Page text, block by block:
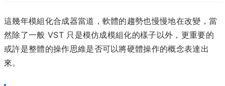
這幾年模組化合成器當道，軟體的趨勢也慢慢地在改變，當
然除了一般 VST 只是模仿成模組化的樣子以外，更重要的
或許是整體的操作思維是否可以將硬體操作的概念表達出
來。